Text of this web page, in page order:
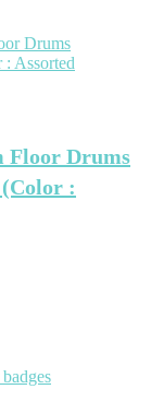
Floor Drums
: